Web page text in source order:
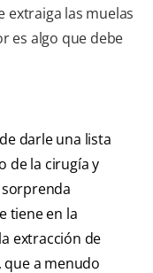
extraiga las muelas
es algo que debe
darle una lista
de la cirugía y
tiene en la
extracción de
que a menudo